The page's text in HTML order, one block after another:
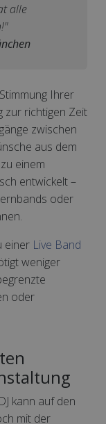
alle
Ihrer
zur richtigen Zeit
zwischen
aus dem
einem
entwickelt –
oder
einer Live Band
weniger
oder
kann auf den
mit der